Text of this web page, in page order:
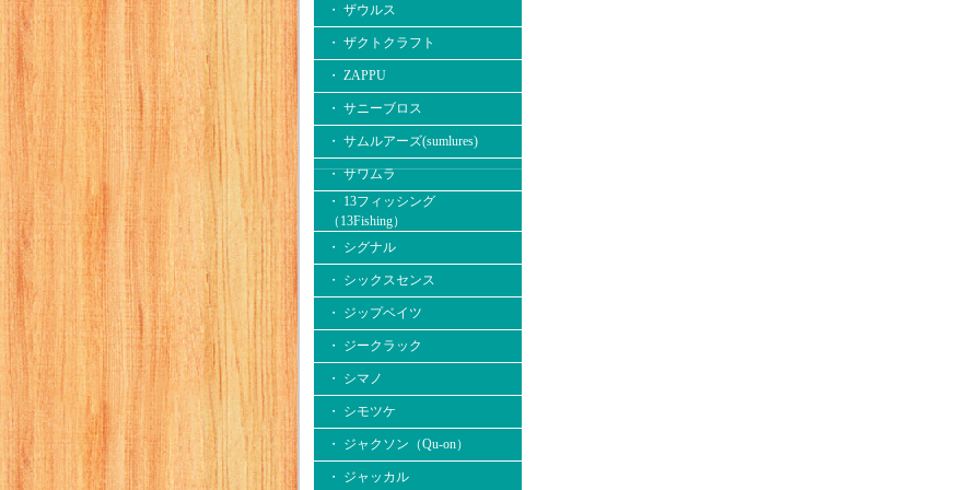
・ ザウルス
・ ザクトクラフト
・ ZAPPU
・ サニーブロス
・ サムルアーズ(sumlures)
・ サワムラ
・ 13フィッシング
（13Fishing）
・ シグナル
・ シックスセンス
・ ジップベイツ
・ ジークラック
・ シマノ
・ シモツケ
・ ジャクソン（Qu-on）
・ ジャッカル